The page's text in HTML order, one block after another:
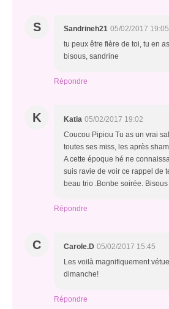
S Sandrineh21 05/02/2017 19:05
tu peux être fière de toi, tu en
bisous, sandrine
Répondre
K Katia 05/02/2017 19:02
Coucou Pipiou Tu as un vrai
toutes ses miss, les après
A cette époque hé ne
suis ravie de voir ce rappel de
beau trio .Bonbe soirée. Bisous
Répondre
C Carole.D 05/02/2017 15:45
Les voilà magnifiquement
dimanche!
Répondre